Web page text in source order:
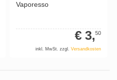
Vaporesso
€ 3,50
inkl. MwSt. zzgl. Versandkosten